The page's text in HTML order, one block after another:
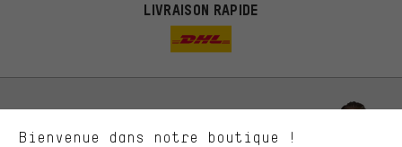
LIVRAISON RAPIDE
Laisse-toi conseiller
Bienvenue dans notre boutique !
pertinentes. Les cookies de marketing nous aident à identifier tes
intérêts et à te présenter des offres et des conseils sur mesure.
ça nous intéresse. Avec les cookies 'performance', tu peux nous
nous proposons grâce à ton comportement d'achat.